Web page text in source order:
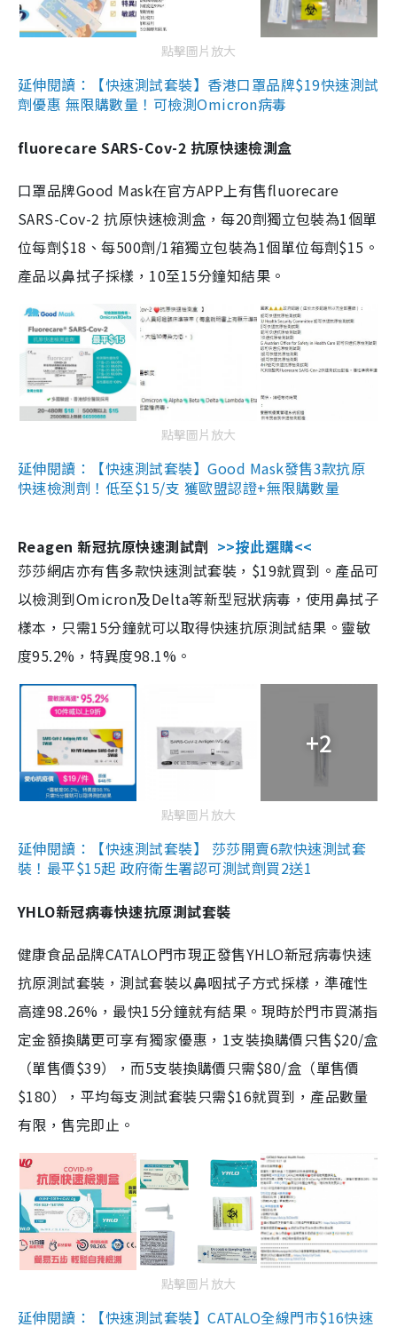
點擊圖片放大
延伸閱讀：【快速測試套裝】香港口罩品牌$19快速測試
劑優惠 無限購數量！可檢測Omicron病毒
fluorecare SARS-Cov-2 抗原快速檢測盒
口罩品牌Good Mask在官方APP上有售fluorecare
SARS-Cov-2 抗原快速檢測盒，每20劑獨立包裝為1個單
位每劑$18、每500劑/1箱獨立包裝為1個單位每劑$15。
產品以鼻拭子採樣，10至15分鐘知結果。
點擊圖片放大
延伸閱讀：【快速測試套裝】Good Mask發售3款抗原
快速檢測劑！低至$15/支 獲歐盟認證+無限購數量
Reagen 新冠抗原快速測試劑 >>按此選購<<
莎莎網店亦有售多款快速測試套裝，$19就買到。產品可
以檢測到Omicron及Delta等新型冠狀病毒，使用鼻拭子
樣本，只需15分鐘就可以取得快速抗原測試結果。靈敏
度95.2%，特異度98.1%。
+2
點擊圖片放大
延伸閱讀：【快速測試套裝】 莎莎開賣6款快速測試套
裝！最平$15起 政府衛生署認可測試劑買2送1
YHLO新冠病毒快速抗原測試套裝
健康食品品牌CATALO門市現正發售YHLO新冠病毒快速
抗原測試套裝，測試套裝以鼻咽拭子方式採樣，準確性
高達98.26%，最快15分鐘就有結果。現時於門市買滿指
定金額換購更可享有獨家優惠，1支裝換購價只售$20/盒
（單售價$39），而5支裝換購價只需$80/盒（單售價
$180），平均每支測試套裝只需$16就買到，產品數量
有限，售完即止。
點擊圖片放大
延伸閱讀：【快速測試套裝】CATALO全線門市$16快速